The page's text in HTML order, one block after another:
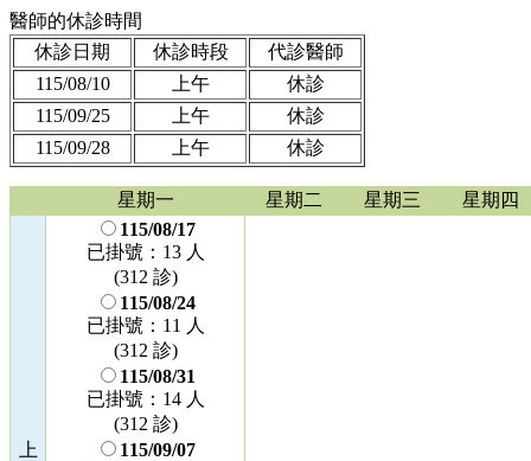
醫師的休診時間
休診日期
休診時段
代診醫師
115/08/10
上午
休診
115/09/25
上午
休診
115/09/28
上午 休診
星期一 星期二 星期三 星期四
上
115/08/17
已掛號：13 人
(312 診)
115/08/24
已掛號：11 人
(312 診)
115/08/31
已掛號：14 人
(312 診)
115/09/07